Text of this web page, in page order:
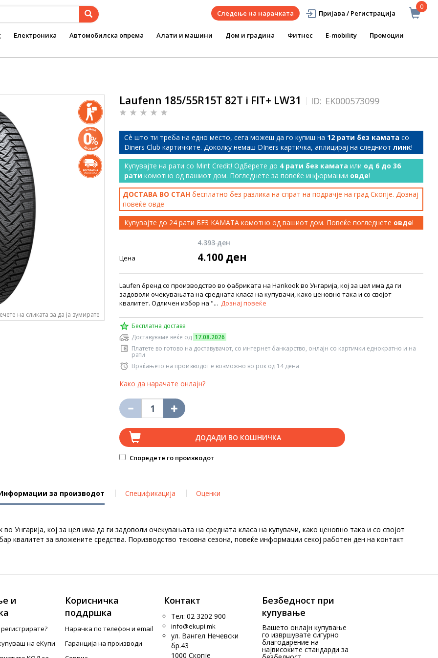
0
Следење на нарачката Пријава / Регистрација
Електроника Автомобилска опрема Алати и машини Дом и градина Фитнес E-mobility Промоции
на сликата за да ја зумирате
Laufenn 185/55R15T 82T i FIT+ LW31 ID: EK000573099
Сѐ што ти треба на едно место, сега можеш да го купиш на 12 рати без камата со
Diners Club картичките. Доколку немаш DIners картичка, аплицирај на следниот линк!
Купувајте на рати со Mint Credit! Одберете до 4 рати без камата или од 6 до 36
рати комотно од вашиот дом. Погледнете за повеќе информации овде!
ДОСТАВА ВО СТАН бесплатно без разлика на спрат на подрачје на град Скопје. Дознај
повеќе овде
Купувајте до 24 рати БЕЗ КАМАТА комотно од вашиот дом. Повеќе погледнете овде!
4.393 ден
Цена 4.100 ден
Laufen бренд со производство во фабриката на Hankook во Унгарија, кој за цел има да ги
задоволи очекувањата на средната класа на купувачи, како ценовно така и со својот
квалитет. Одличен избор на "... Дознај повеќе
Бесплатна достава
Доставуваме веќе од 17.08.2026
Платете во готово на доставувачот, со интернет банкарство, онлајн со картички еднократно и на
рати
Враќањето на производот е возможно во рок од 14 дена
Како да нарачате онлајн?
ДОДАДИ ВО КОШНИЧКА
Споредете го производот
за производот Спецификација Оценки
Унгарија, кој за цел има да ги задоволи очекувањата на средната класа на купувачи, како ценовно така и со својот
квалитет за вложените средства. Поризводство тековна сезона, повеќе информации секој работен ден на контакт
и
на еКупи
Корисничка
поддршка
Нарачка по телефон и еmail
Гаранција на производи
Контакт
Тел: 02 3202 900
info@ekupi.mk
ул. Вангел Нечевски
бр.43
1000 Скопје
Безбедност при
купување
Вашето онлајн купување
го извршувате сигурно
благодарение на
највисоките стандарди за